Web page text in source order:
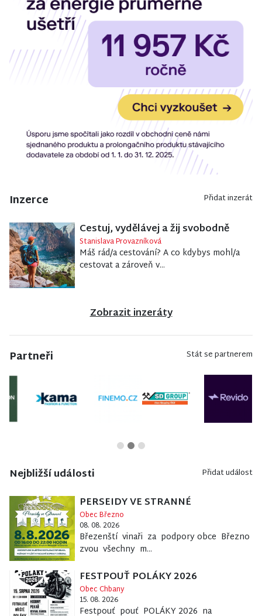
Inzerce Přidat inzerát
Cestuj, vydělávej a žij svobodně
Stanislava Provazníková
Máš rád/a cestování? A co kdybys mohl/a
cestovat a zároveň v...
Zobrazit inzeráty
Partneři Stát se partnerem
Nejbližší události Přidat událost
PERSEIDY VE STRANNÉ
Obec Březno
08. 08. 2026
Březenští vinaři za podpory obce Březno
zvou všechny m...
FESTPOUŤ POLÁKY 2026
Obec Chbany
15. 08. 2026
Festpouť pouť POLÁKY 2026 na